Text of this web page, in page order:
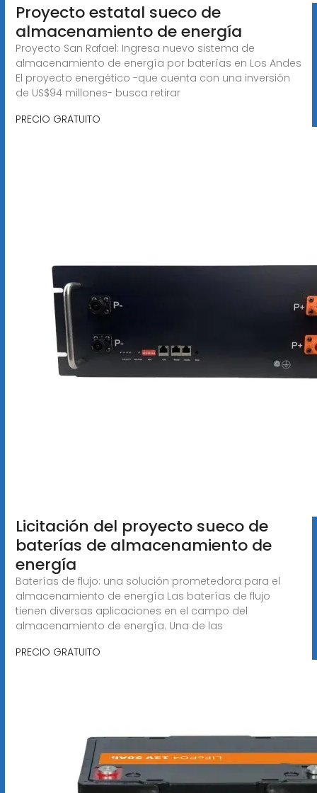
Proyecto estatal sueco de
almacenamiento de energía
Proyecto San Rafael: Ingresa nuevo sistema de
almacenamiento de energía por baterías en Los Andes
El proyecto energético -que cuenta con una inversión
de US$94 millones- busca retirar
PRECIO GRATUITO
Licitación del proyecto sueco de
baterías de almacenamiento de
energía
Baterías de flujo: una solución prometedora para el
almacenamiento de energía Las baterías de flujo
tienen diversas aplicaciones en el campo del
almacenamiento de energía. Una de las
PRECIO GRATUITO